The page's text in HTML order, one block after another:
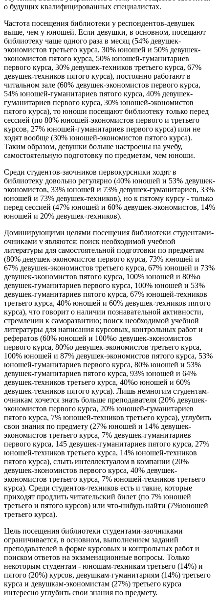
о будущих квалифицированных специалистах.
Частота посещения библиотеки у респондентов-девушек
выше, чем у юношей. Если девушки, в основном, посещают
библиотеку чаще одного раза в месяц (54% девушек-
экономистов третьего курса, 30% юношей и 50% девушек-
экономистов пятого курса, 50% юношей-гуманитариев
первого курса, 30% девушек-техников третьего курса, 67%
девушек-техников пятого курса), постоянно работают в
читальном зале (60% девушек-экономистов первого курса,
54% юношей-гуманитариев пятого курса, 40% девушек-
гуманитариев первого курса, 30% юношей-экономистов
пятого курса), то юноши посещают библиотеку только перед
сессией (по 80% юношей-экономистов первого и третьего
курсов, 27% юношей-гуманитариев первого курса) или не
ходят вообще (30% юношей-экономистов пятого курса).
Таким образом, девушки больше настроены на учебу,
самостоятельную подготовку по предметам, чем юноши.
Среди студентов-заочников первокурсники ходят в
библиотеку довольно регулярно (40% юношей и 53% девушек-
экономистов, 33% юношей и 73% девушек-гуманитариев, 33%
юношей и 73% девушек-техников), но к пятому курсу - только
перед сессией (47% юношей и 60% девушек-экономистов, 14%
юношей и 20% девушек-техников).
Доминирующими целями посещения библиотеки студентами-
очниками v являются: поиск необходимой учебной
литературы для самостоятельной подготовки по предметам
(80% девушек-экономистов первого курса, 73% юношей и
67% девушек-экономистов третьего курса, 67% юношей и 73%
девушек-экономистов пятого курса, 100% юношей и 80%о
девушек-гуманитариев первого курса, 100% юношей и 53%
девушек-гуманитариев пятого курса, 67% юношей-техников
третьего курса, 40% юношей и 60% девушек-техников пятого
курса), что говорит о наличии познавательной активности,
стремлении к саморазвитию; поиск необходимой учебной
литературы для написания курсовых, контрольных работ и
рефератов (60% юношей и 100%о девушек-экономистов
первого курса, 80%о девушек-экономистов третьего курса,
100% юношей и 87% девушек-экономистов пятого курса, 53%
юношей-гуманитариев первого курса, 80% юношей и 53%
девушек-гуманитариев пятого курса, 93% юношей и 64%
девушек-техников третьего курса, 40%о юношей и 60%
девушек-техников пятого курса). Лишь немногим студентам-
очникам хочется знать больше преподавателя (20% девушек-
экономистов первого курса, 20% юношей-гуманитариев
пятого курса, 7% юношей-техников третьего курса), углубить
свои знания по предмету (27% юношей и 14% девушек-
экономистов третьего курса, 7% девушек-гуманитариев
первого курса, 145 девушек-гуманитариев пятого курса, 27%
юношей-техников третьего курса, 14% юношей-техников
пятого курса), слыть интеллектуалом в компании (20%
девушек-экономистов первого курса, 40% девушек-
экономистов третьего курса, 7% юношей-техников третьего
курса). Среди студентов-техников есть и такие, которые
приходят продлить читательский билет (по 7% юношей
третьего и пятого курсов) или что-нибудь найти (7%юношей
третьего курса).
Цель посещения библиотеки студентами-заочниками
ограничивается, в основном, выполнением заданий
преподавателей в форме курсовых и контрольных работ и
поиском ответов на экзаменационные вопросы. Только
некоторым студентам - юношам-техникам третьего (14%) и
пятого (20%) курсов, девушкам-гуманитариям (14%) третьего
курса и девушкам-экономистам (27%) третьего курса
интересно углубить свои знания по предмету.